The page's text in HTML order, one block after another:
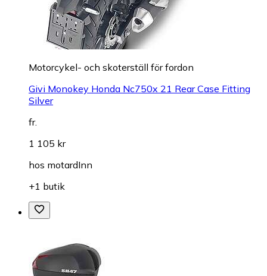
Motorcykel- och skoterställ för fordon
Givi Monokey Honda Nc750x 21 Rear Case Fitting
Silver
fr.
1 105 kr
hos motardInn
+1 butik